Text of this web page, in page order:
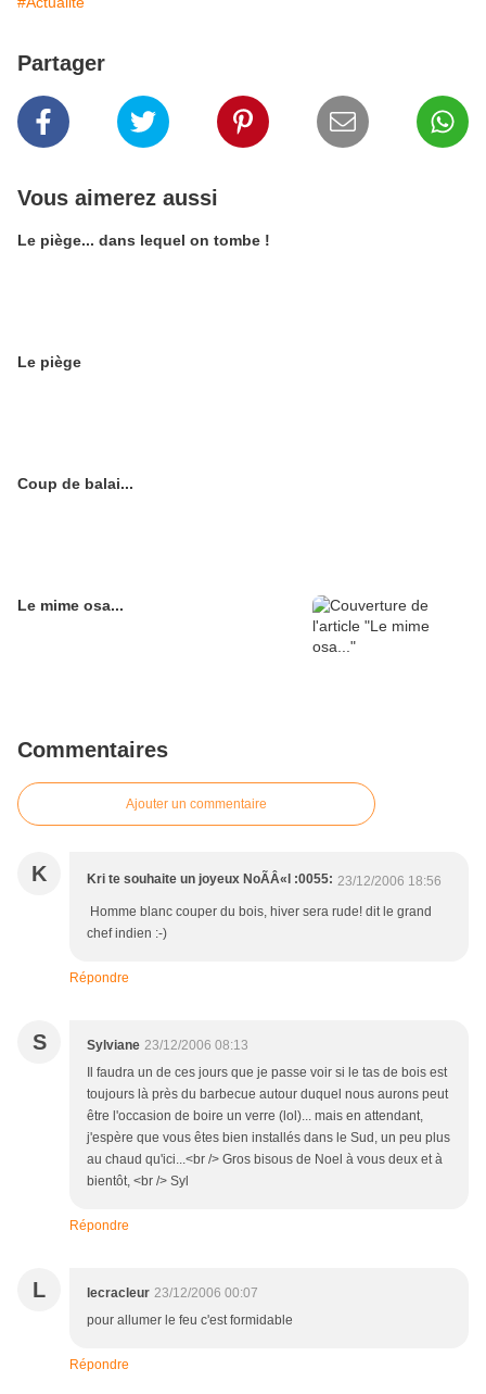
Partager
Vous aimerez aussi
Le piège... dans lequel on tombe !
Le piège
Coup de balai...
Le mime osa...
Commentaires
Ajouter un commentaire
K Kri te souhaite un joyeux NoÃÂ«l :0055: 23/12/2006 18:56
Homme blanc couper du bois, hiver sera rude! dit le grand
chef indien :-)
Répondre
S Sylviane 23/12/2006 08:13
Il faudra un de ces jours que je passe voir si le tas de bois est
toujours là près du barbecue autour duquel nous aurons peut
être l'occasion de boire un verre (lol)... mais en attendant,
j'espère que vous êtes bien installés dans le Sud, un peu plus
au chaud qu'ici...<br /> Gros bisous de Noel à vous deux et à
bientôt, <br /> Syl
Répondre
L lecracleur 23/12/2006 00:07
pour allumer le feu c'est formidable
Répondre